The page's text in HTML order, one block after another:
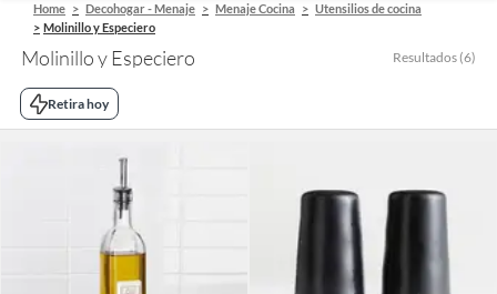
Home Decohogar - Menaje Menaje Cocina
Utensilios de cocina
Molinillo y Especiero
Molinillo y Especiero Resultados (6)
Retira hoy